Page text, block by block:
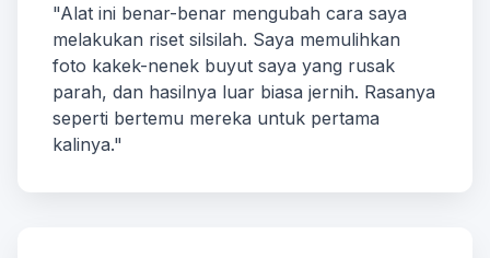
"Alat ini benar-benar mengubah cara saya
melakukan riset silsilah. Saya memulihkan
foto kakek-nenek buyut saya yang rusak
parah, dan hasilnya luar biasa jernih. Rasanya
seperti bertemu mereka untuk pertama
kalinya."